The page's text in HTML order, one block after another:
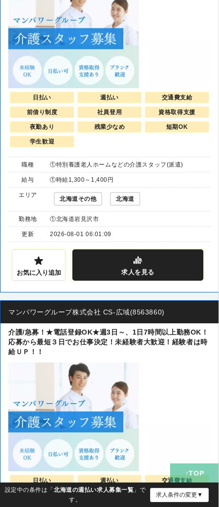
日払い 週払い 交通費支給
前借り制度 社員登用 資格取得支援
夜勤あり 残業少なめ 短期OK
学生歓迎
職種 ①特別養護老人ホームなどの介護スタッフ(派遣)
給与 ①時給1,300～1,400円
エリア
北海道その他 北海道
勤務地 ①北海道岩見沢市
更新 2026-08-01 06:01:09
お気に入り追加 求人 を見る
マンパワーグループ株式会社 CS-広域(8563860)
介護/急募！★電話登録OK★週3日～、1日7時間以上勤務OK！
応募から最短３日でお仕事決定！未経験者大歓迎！経験者は時
給ＵＰ！！
日払い 週払い 交通費支給
資格取得支援
設定中の条件は「北海道の週払い求人募集一覧 」で
す。
求人条件の変更▼